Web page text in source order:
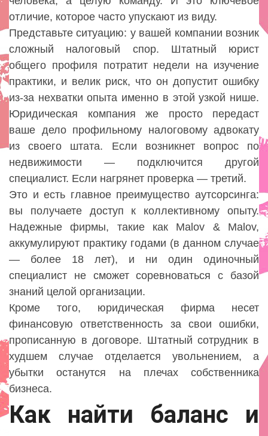
отличие, которое часто упускают из виду.
Представьте ситуацию: у вашей компании возник
сложный налоговый спор. Штатный юрист
общего профиля потратит недели на изучение
практики, и велик риск, что он допустит ошибку
из-за нехватки опыта именно в этой узкой нише.
Юридическая компания же просто передаст
ваше дело профильному налоговому адвокату
из своего штата. Если возникнет вопрос по
недвижимости — подключится другой
специалист. Если нагрянет проверка — третий.
Это и есть главное преимущество аутсорсинга:
вы получаете доступ к коллективному опыту.
Надежные фирмы, такие как Malov & Malov,
аккумулируют практику годами (в данном случае
— более 18 лет), и ни один одиночный
специалист не сможет соревноваться с базой
знаний целой организации.
Кроме того, юридическая фирма несет
финансовую ответственность за свои ошибки,
прописанную в договоре. Штатный сотрудник в
худшем случае отделается увольнением, а
убытки останутся на плечах собственника
бизнеса.
Как найти баланс и